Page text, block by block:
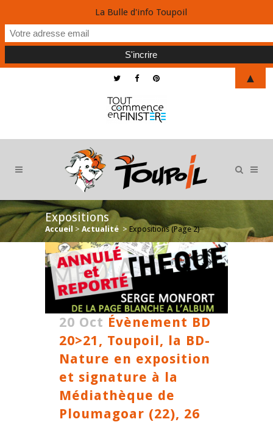
Expositions
Accueil > Actualité > Expositions(Page 2)
20 Oct Évènement BD
20>21, Toupoil, la BD-
Nature en exposition
et signature à la
Médiathèque de
Ploumagoar (22), 26
La Bulle d'info Toupoil
▲